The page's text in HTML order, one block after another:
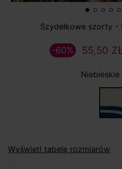
Szydełkowe szorty -
55,50
-60%
Niebieskie
Wyświetl tabelę rozmiarów